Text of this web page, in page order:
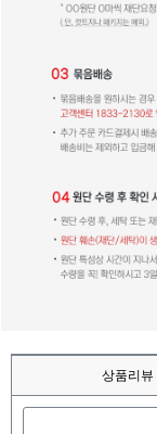
상품리뷰